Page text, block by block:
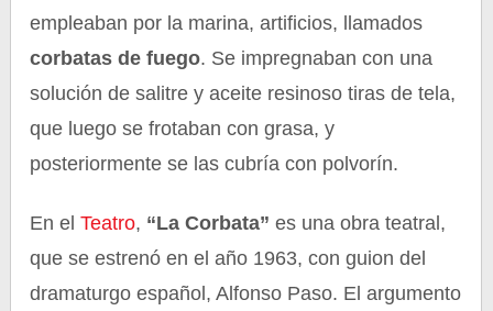
empleaban por la marina, artificios, llamados
corbatas de fuego. Se impregnaban con una
solución de salitre y aceite resinoso tiras de tela,
que luego se frotaban con grasa, y
posteriormente se las cubría con polvorín.
En elTeatro, “La Corbata” es una obra teatral,
que se estrenó en el año 1963, con guion del
dramaturgo español, Alfonso Paso. El argumento